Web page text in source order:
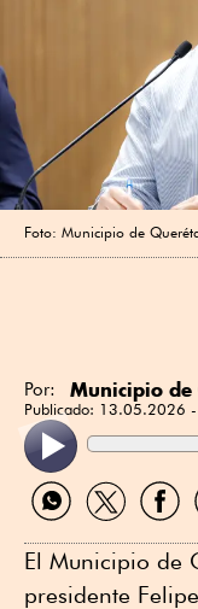
Foto: Municipio de
Por: Municipio de
Publicado: 13.05.2026
Compartir
por
Compartir
por
por
El Municipio de
presidente